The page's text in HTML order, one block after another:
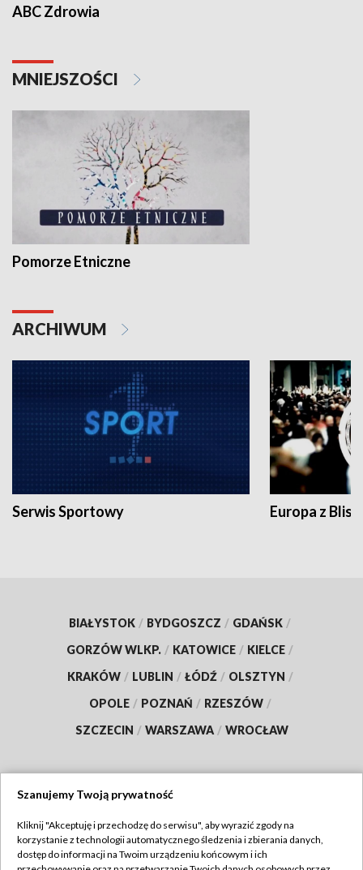
ABC Zdrowia
MNIEJSZOŚCI
Pomorze Etniczne
ARCHIWUM
Serwis Sportowy Europa z
BIAŁYSTOK / BYDGOSZCZ / GDAŃSK /
GORZÓW WLKP. / KATOWICE / KIELCE /
KRAKÓW / LUBLIN / ŁÓDŹ / OLSZTYN /
OPOLE / POZNAŃ / RZESZÓW /
SZCZECIN / WARSZAWA / WROCŁAW
TVP
Szanujemy Twoją prywatność
Kliknij "Akceptuję i przechodzę do serwisu", aby wyrazić zgody na
korzystanie z technologii automatycznego śledzenia i zbierania danych,
dostęp do informacji na Twoim urządzeniu końcowym i ich